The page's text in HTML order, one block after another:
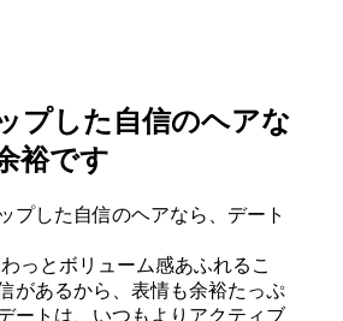
プした自信のヘアな
裕です
っとボリューム感あふれるこ
があるから、表情も余裕たっぷ
ートは、いつもよりアクティブ